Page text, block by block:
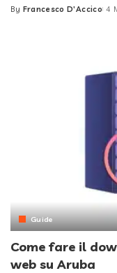
Posted
By Francesco D'Accico 4
Guide
Come fare il
web su Aruba